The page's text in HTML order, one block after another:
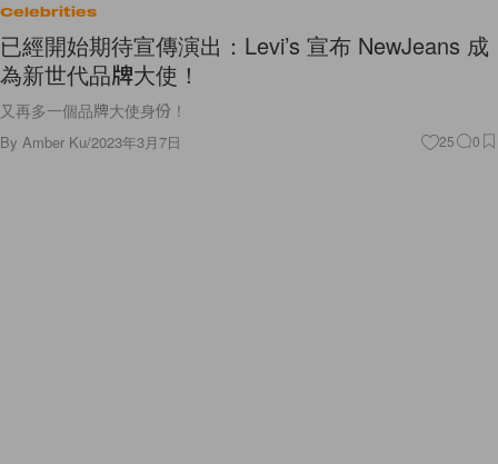
Celebrities
已經開始期待宣傳演出：Levi’s 宣布 NewJeans 成
為新世代品牌大使！
又再多一個品牌大使身份！
By Amber Ku/2023年3月7日 25 0